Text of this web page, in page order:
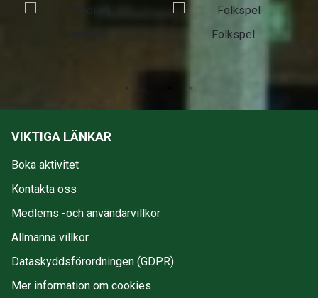
Folkspel
VIKTIGA LÄNKAR
Boka aktivitet
Kontakta oss
Medlems -och användarvillkor
Allmänna villkor
Dataskyddsförordningen (GDPR)
Mer information om cookies